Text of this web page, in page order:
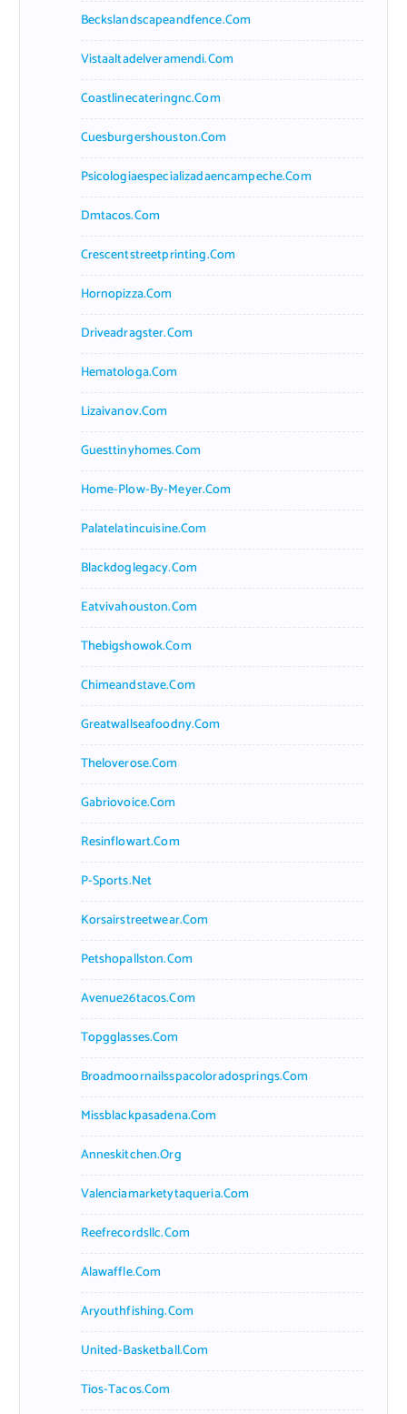
Beckslandscapeandfence.com
Vistaaltadelveramendi.com
Coastlinecateringnc.com
Cuesburgershouston.com
Psicologiaespecializadaencampeche.com
Dmtacos.com
Crescentstreetprinting.com
Hornopizza.com
Driveadragster.com
Hematologa.com
Lizaivanov.com
Guesttinyhomes.com
Home-Plow-By-Meyer.com
Palatelatincuisine.com
Blackdoglegacy.com
Eatvivahouston.com
Thebigshowok.com
Chimeandstave.com
Greatwallseafoodny.com
Theloverose.com
Gabriovoice.com
Resinflowart.com
P-Sports.net
Korsairstreetwear.com
Petshopallston.com
Avenue26tacos.com
Topgglasses.com
Broadmoornailsspacoloradosprings.com
Missblackpasadena.com
Anneskitchen.org
Valenciamarketytaqueria.com
Reefrecordsllc.com
Alawaffle.com
Aryouthfishing.com
United-Basketball.com
Tios-Tacos.com